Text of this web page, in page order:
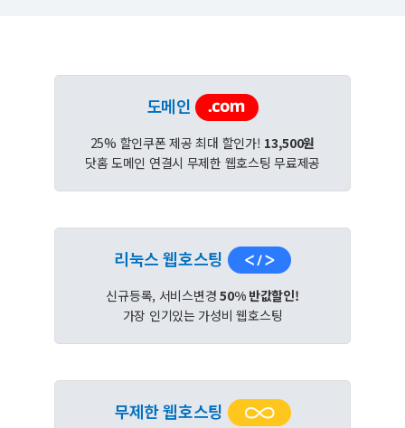
도메인
25% 할인쿠폰 제공 최대 할인가! 13,500원
닷홈 도메인 연결시 무제한 웹호스팅 무료제공
리눅스 웹호스팅
신규등록, 서비스변경50% 반값할인!
가장 인기있는 가성비 웹호스팅
무제한 웹호스팅